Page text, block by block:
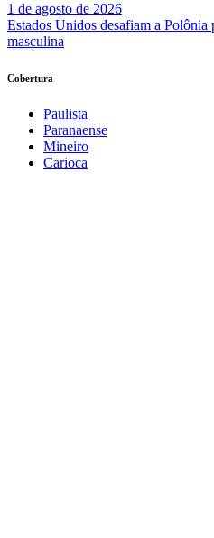
1 de agosto de 2026
Estados Unidos desafiam a
masculina
Cobertura
Paulista
Paranaense
Mineiro
Carioca